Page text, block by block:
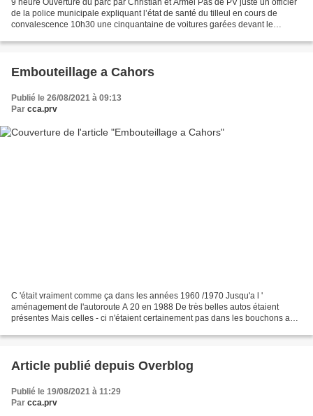
de la police municipale expliquant l’état de santé du tilleul en cours de
convalescence 10h30 une cinquantaine de voitures garées devant le
Embouteillage a Cahors
Publié le 26/08/2021 à 09:13
Par cca.prv
C 'était vraiment comme ça dans les années 1960 /1970 Jusqu'a l '
aménagement de l'autoroute A 20 en 1988 De très belles autos étaient
présentes Mais celles - ci n'étaient certainement pas dans les bouchons a
Article publié depuis Overblog
Publié le 19/08/2021 à 11:29
Par cca.prv